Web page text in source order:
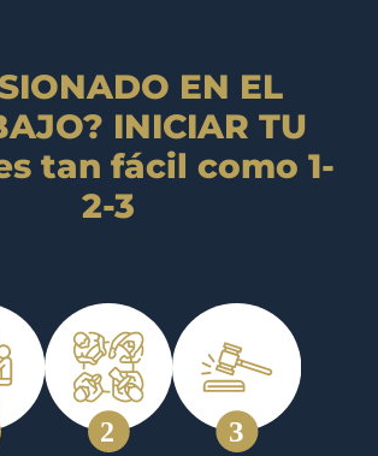
EN EL
INICIAR TU
tan fácil como 1-
2-3